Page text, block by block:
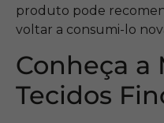
produto pode
voltar a consumi-lo
Conheça a
Tecidos